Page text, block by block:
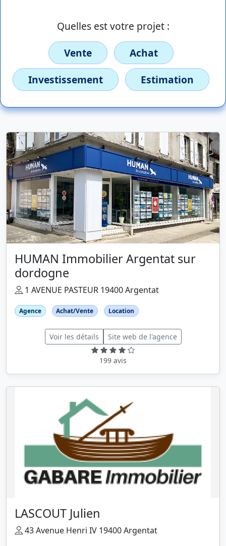
Quelles est votre projet :
Vente
Achat
Investissement
Estimation
HUMAN Immobilier Argentat sur
dordogne
1 AVENUE PASTEUR 19400 Argentat
Agence Achat/Vente Location
Voir les détails Site web de l'agence
199 avis
LASCOUT Julien
43 Avenue Henri IV 19400 Argentat